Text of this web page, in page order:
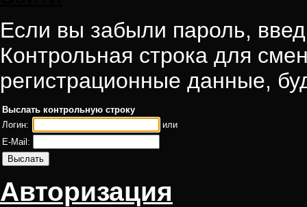
Если вы забыли пароль,
Контрольная строка для
регистрационные данные,
Выслать контрольную строку
Логин:
или
E-Mail:
Авторизация